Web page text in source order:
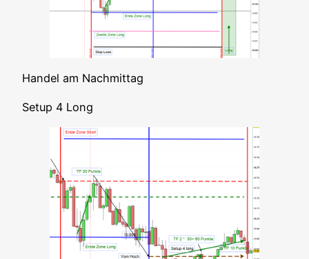
Han­del am Nachmittag
Set­up 4 Long